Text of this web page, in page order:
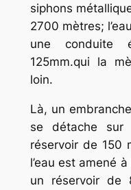
siphons
2700 mètres;
une conduite
125mm.qui la
loin.
Là, un
se détache
réservoir de 150
l’eau est amené
un réservoir de